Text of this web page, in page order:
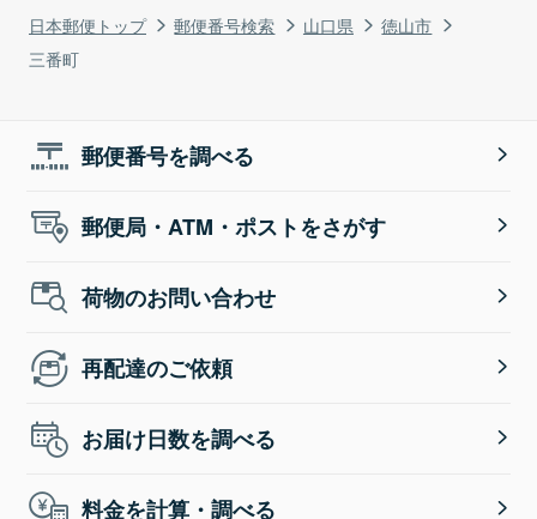
日本郵便トップ 郵便番号検索 山口県
徳山市
三番町
郵便番号を調べる
郵便局・ATM・ポストをさがす
荷物のお問い合わせ
再配達のご依頼
お届け日数を調べる
料金を計算・調べる